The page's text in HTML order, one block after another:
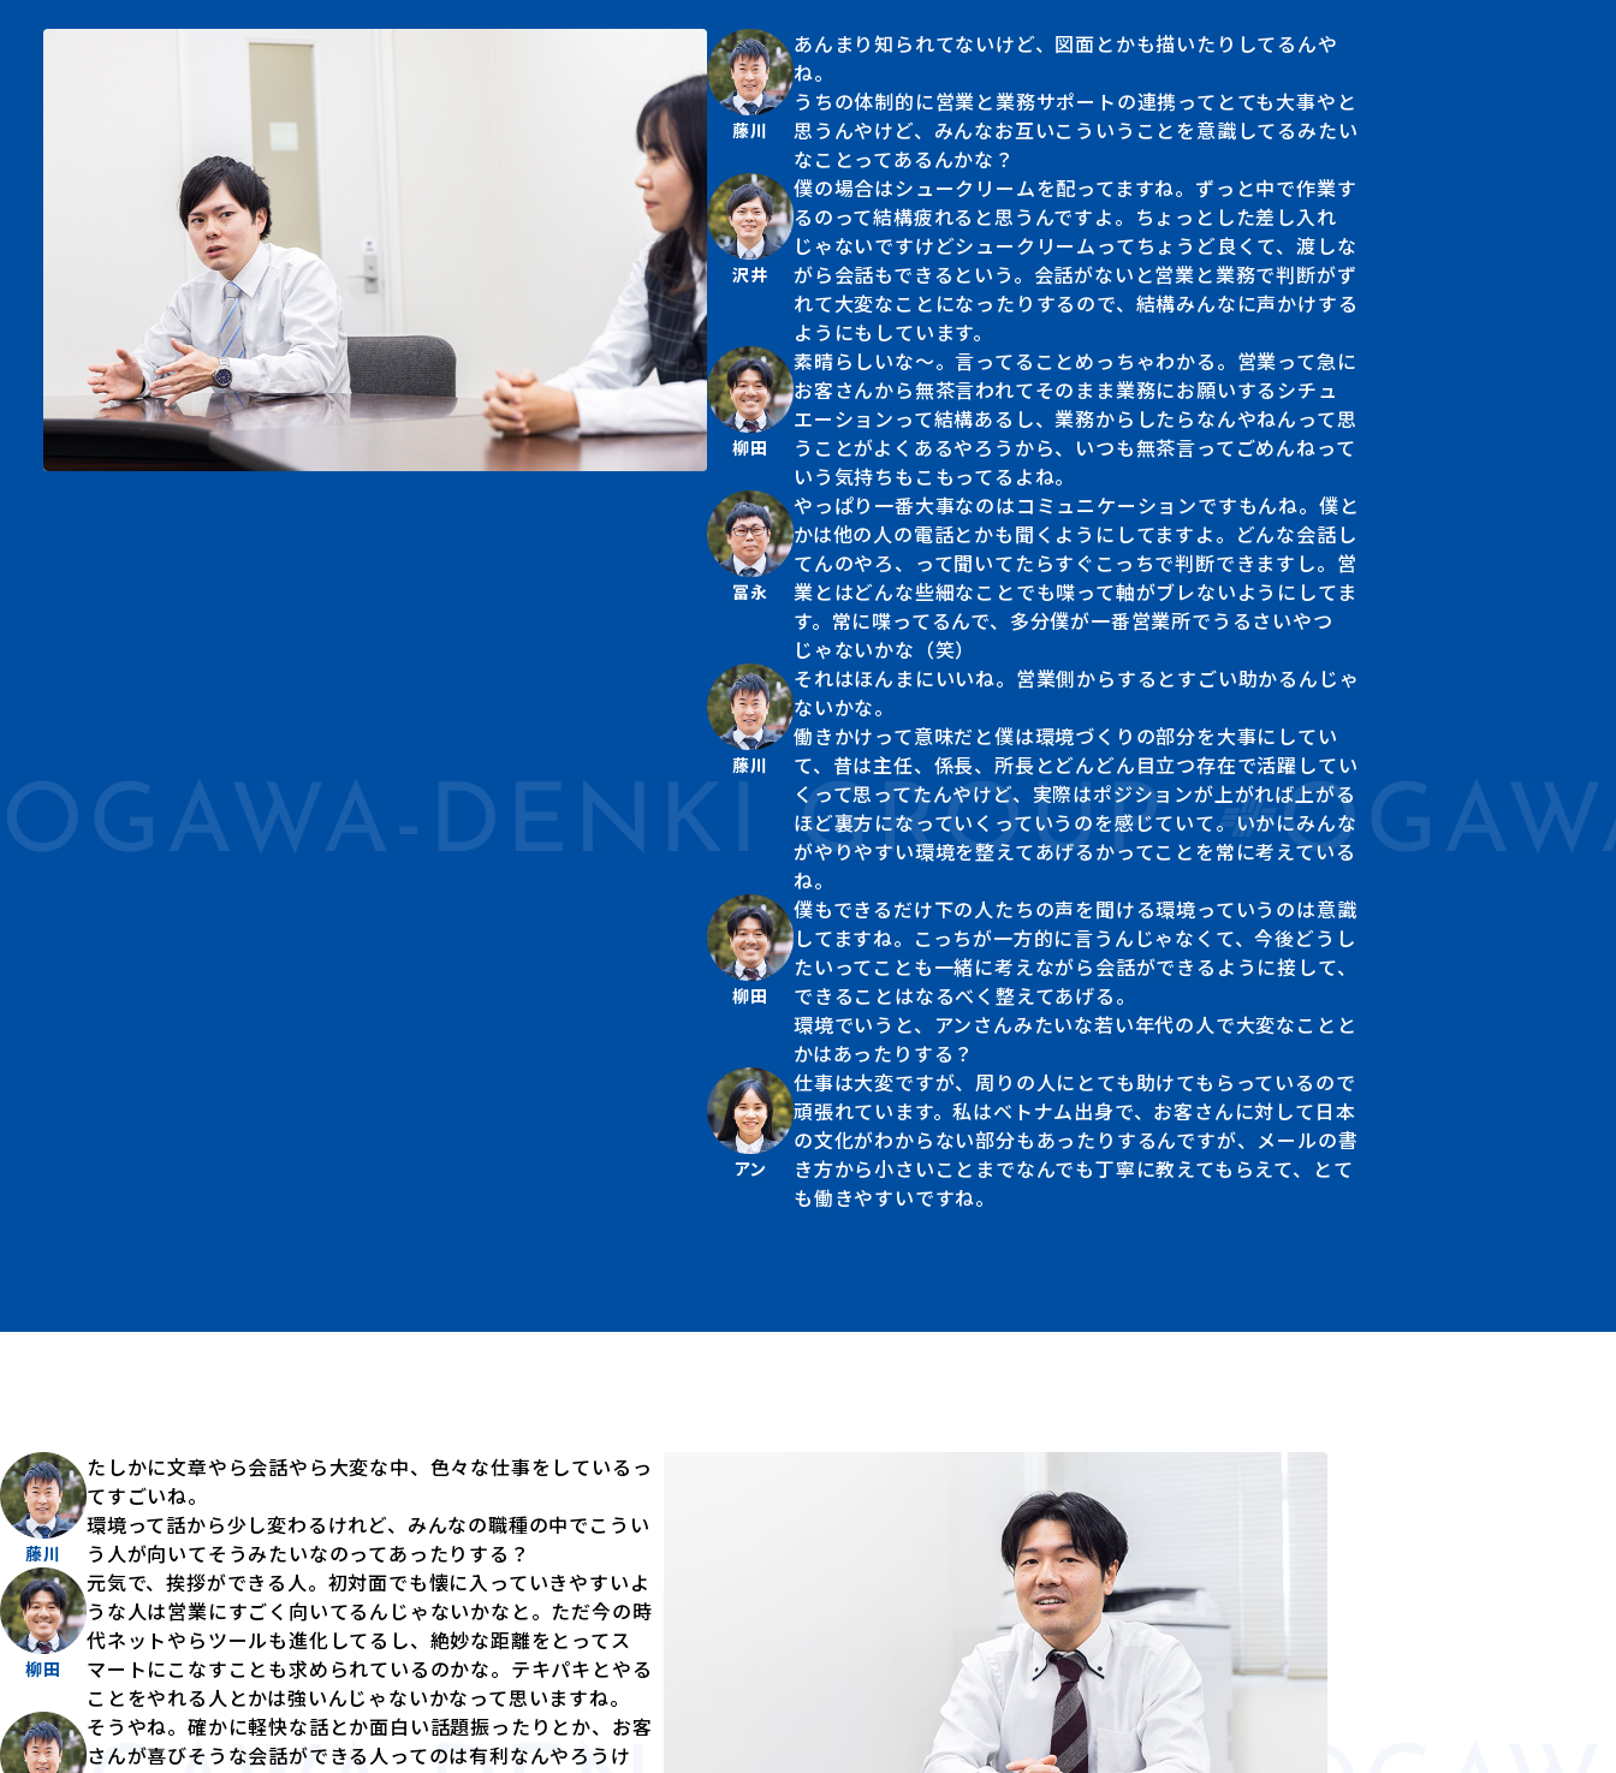
小川電機を知る
仕事を知る
Works
環境を知る
Work style
座談会
Conversation
藤川
あんまり知られてないけど、図面とかも描いたりしてるんや
ね。
うちの体制的に営業と業務サポートの連携ってとても大事やと
思うんやけど、みんなお互いこういうことを意識してるみたい
なことってあるんかな？
沢井
僕の場合はシュークリームを配ってますね。ずっと中で作業す
るのって結構疲れると思うんですよ。ちょっとした差し入れ
じゃないですけどシュークリームってちょうど良くて、渡しな
がら会話もできるという。会話がないと営業と業務で判断がず
れて大変なことになったりするので、結構みんなに声かけする
ようにもしています。
柳田
素晴らしいな〜。言ってることめっちゃわかる。営業って急に
お客さんから無茶言われてそのまま業務にお願いするシチュ
エーションって結構あるし、業務からしたらなんやねんって思
うことがよくあるやろうから、いつも無茶言ってごめんねって
いう気持ちもこもってるよね。
冨永
やっぱり一番大事なのはコミュニケーションですもんね。僕と
かは他の人の電話とかも聞くようにしてますよ。どんな会話し
てんのやろ、って聞いてたらすぐこっちで判断できますし。営
業とはどんな些細なことでも喋って軸がブレないようにしてま
す。常に喋ってるんで、多分僕が一番営業所でうるさいやつ
じゃないかな（笑）
藤川
それはほんまにいいね。営業側からするとすごい助かるんじゃ
ないかな。
働きかけって意味だと僕は環境づくりの部分を大事にしてい
て、昔は主任、係長、所長とどんどん目立つ存在で活躍してい
くって思ってたんやけど、実際はポジションが上がれば上がる
ほど裏方になっていくっていうのを感じていて。いかにみんな
がやりやすい環境を整えてあげるかってことを常に考えている
ね。
柳田
僕もできるだけ下の人たちの声を聞ける環境っていうのは意識
してますね。こっちが一方的に言うんじゃなくて、今後どうし
たいってことも一緒に考えながら会話ができるように接して、
できることはなるべく整えてあげる。
環境でいうと、アンさんみたいな若い年代の人で大変なことと
かはあったりする？
アン
仕事は大変ですが、周りの人にとても助けてもらっているので
頑張れています。私はベトナム出身で、お客さんに対して日本
の文化がわからない部分もあったりするんですが、メールの書
き方から小さいことまでなんでも丁寧に教えてもらえて、とて
も働きやすいですね。
藤川
たしかに文章やら会話やら大変な中、色々な仕事をしているっ
てすごいね。
環境って話から少し変わるけれど、みんなの職種の中でこうい
う人が向いてそうみたいなのってあったりする？
柳田
元気で、挨拶ができる人。初対面でも懐に入っていきやすいよ
うな人は営業にすごく向いてるんじゃないかなと。ただ今の時
代ネットやらツールも進化してるし、絶妙な距離をとってス
マートにこなすことも求められているのかな。テキパキとやる
ことをやれる人とかは強いんじゃないかなって思いますね。
そうやね。確かに軽快な話とか面白い話題振ったりとか、お客
さんが喜びそうな会話ができる人ってのは有利なんやろうけ